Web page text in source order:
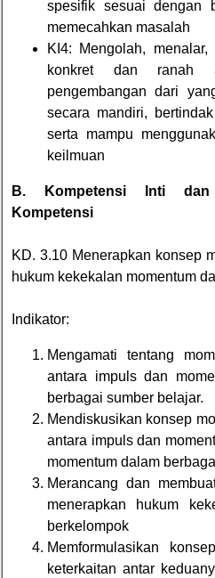
spesifik sesuai dengan
memecahkan masalah
KI4: Mengolah,
konkret dan ranah
pengembangan dari
secara mandiri,
serta mampu
keilmuan
B. Kompetensi Inti dan
Kompetensi
KD. 3.10 Menerapkan konsep
hukum kekekalan momentum
Indikator:
Mengamati tentang
antara impuls dan
berbagai sumber belajar.
Mendiskusikan konsep
antara impuls dan
momentum dalam
Merancang dan
menerapkan hukum
berkelompok
Memformulasikan
keterkaitan antar